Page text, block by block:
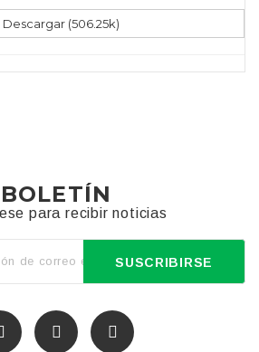
Descargar (506.25k)
BOLETÍN
para recibir noticias
SUSCRIBIRSE